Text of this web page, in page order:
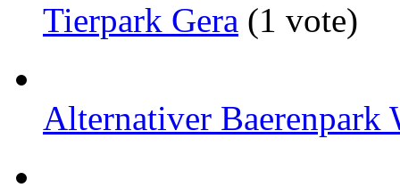
Tierpark Gera (1 vote)
Alternativer Baerenpark